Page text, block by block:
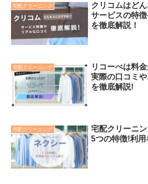
宅配クリーニング
クリコムはど
サービスの特
を徹底解説！
宅配クリーニング
リコーべは料
実際の口コミ
を徹底解説!
宅配クリーニング
宅配クリーニ
5つの特徴!利